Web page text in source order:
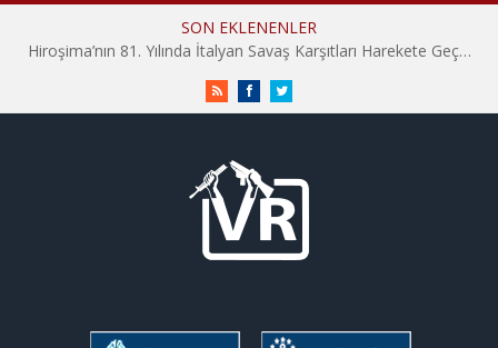
SON EKLENENLER
Hiroşima’nın 81. Yılında İtalyan Savaş Karşıtları Harekete Geçti: “Hatırlamak yeterli değil”
RSS FacebookTwitter